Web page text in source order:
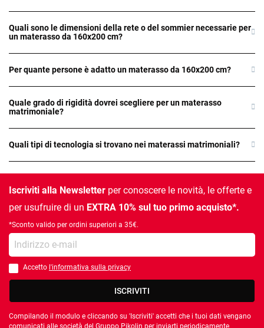
Quali sono le dimensioni della rete o del sommier necessarie per
un materasso da 160x200 cm?
Per quante persone è adatto un materasso da 160x200 cm?
Quale grado di rigidità dovrei scegliere per un materasso
matrimoniale?
Quali tipi di tecnologia si trovano nei materassi matrimoniali?
Iscriviti alla Newsletter per conoscere le novità, le offerte e
per usufruire di un EXTRA 10% sul tuo primo acquisto*.
*Sconto valido per ordini superiori a 35€.
la tua e-mail
È necessario accettare l'informativa sulla privacy
Accetto l'informativa sulla privacy
ISCRIVITI
Compilando il modulo e cliccando su 'Iscriviti' accetti che i tuoi dati vengano
comunicati alle società del Gruppo Pikolin per inviarti periodicamente